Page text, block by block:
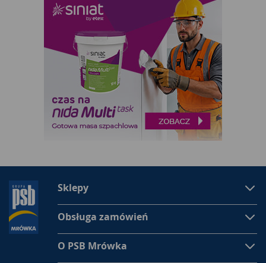
Sklepy
Obsługa zamówień
O PSB Mrówka